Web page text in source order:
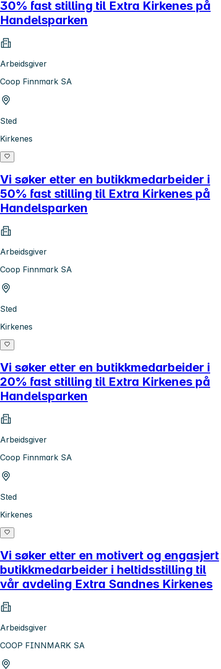
30% fast stilling til Extra Kirkenes på
Handelsparken
Arbeidsgiver
Coop Finnmark SA
Sted
Kirkenes
Vi søker etter en butikkmedarbeider i
50% fast stilling til Extra Kirkenes på
Handelsparken
Arbeidsgiver
Coop Finnmark SA
Sted
Kirkenes
Vi søker etter en butikkmedarbeider i
20% fast stilling til Extra Kirkenes på
Handelsparken
Arbeidsgiver
Coop Finnmark SA
Sted
Kirkenes
Vi søker etter en motivert og engasjert
butikkmedarbeider i heltidsstilling til
vår avdeling Extra Sandnes Kirkenes
Arbeidsgiver
COOP FINNMARK SA